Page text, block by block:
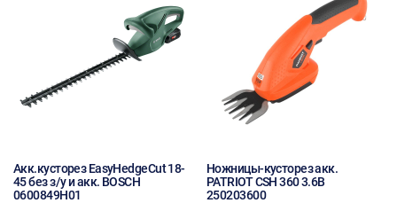
Акк.кусторез EasyHedgeCut 18-
45 без з/у и акк. BOSCH
0600849H01
Ножницы-кусторез акк.
PATRIOT CSH 360 3.6В
250203600